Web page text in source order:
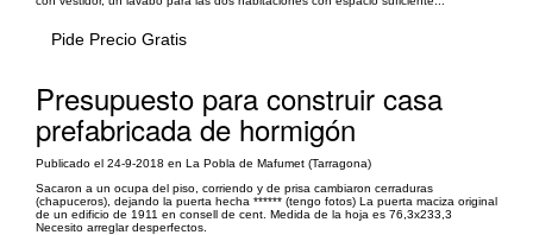
Pide Precio Gratis
Presupuesto para construir casa
prefabricada de hormigón
Publicado el 24-9-2018 en La Pobla de Mafumet (Tarragona)
Sacaron a un ocupa del piso, corriendo y de prisa cambiaron cerraduras
(chapuceros), dejando la puerta hecha ****** (tengo fotos) La puerta maciza original
de un edificio de 1911 en consell de cent. Medida de la hoja es 76,3x233,3
Necesito arreglar desperfectos.